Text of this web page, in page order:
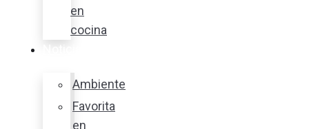
en
cocina
Ambiente
Favorita
en